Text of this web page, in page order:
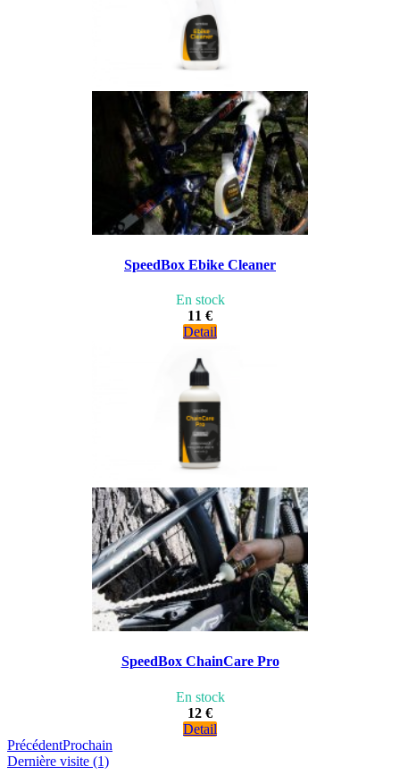
SpeedBox Ebike Cleaner
En stock
11 €
Detail
SpeedBox ChainCare Pro
En stock
12 €
Detail
PrécédentProchain
Dernière visite (1)